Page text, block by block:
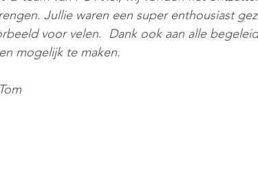
Jullie waren een super enthousiast
voor velen.  Dank ook aan alle
mogelijk te maken.